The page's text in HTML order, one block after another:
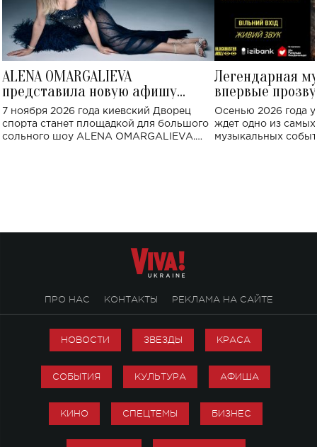
ALENA OMARGALIEVA
представила новую афишу
большого концерта во Дворце
спорта
7 ноября 2026 года киевский Дворец
спорта станет площадкой для большого
сольного шоу ALENA OMARGALIEVA.
Легендарная
впервые
Украине: где
Осенью 2026 года
ждет одно из
музыкальных
ПРО НАС КОНТАКТЫ РЕКЛАМА НА САЙТЕ
НОВОСТИ ЗВЕЗДЫ КРАСА
СОБЫТИЯ КУЛЬТУРА АФИША
КИНО СПЕЦТЕМЫ БИЗНЕС